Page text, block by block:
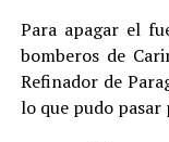
Para apagar el
bomberos de
Refinador de
lo que pudo pasar